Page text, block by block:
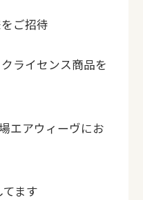
ご招待
ライセンス商品を
エアウィーヴにお
ます